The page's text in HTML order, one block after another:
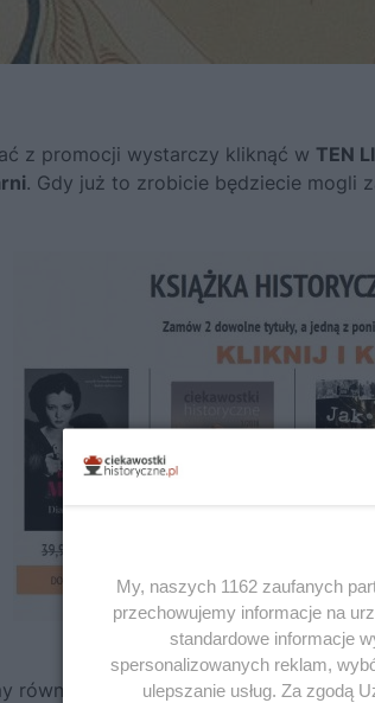
z promocji wystarczy kliknąć w TEN
. Gdy już to zrobicie będziecie mogli
również, że kto pierwszy ten lepszy.
My, naszych 1162 zaufanych
przechowujemy informacje na
standardowe informacje
spersonalizowanych reklam,
ulepszanie usług. Za zgodą